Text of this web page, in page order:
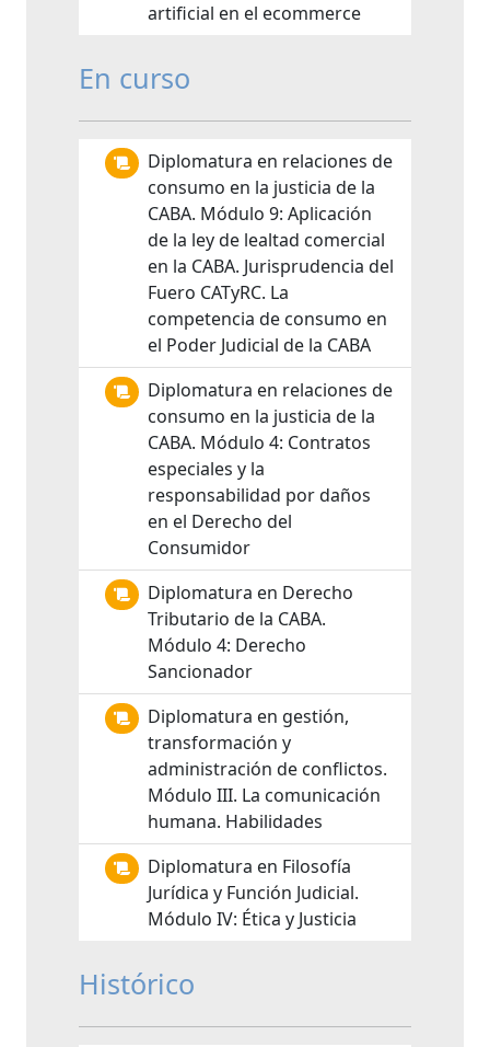
artificial en el ecommerce
En curso
Diplomatura en relaciones de
consumo en la justicia de la
CABA. Módulo 9: Aplicación
de la ley de lealtad comercial
en la CABA. Jurisprudencia del
Fuero CATyRC. La
competencia de consumo en
el Poder Judicial de la CABA
Diplomatura en relaciones de
consumo en la justicia de la
CABA. Módulo 4: Contratos
especiales y la
responsabilidad por daños
en el Derecho del
Consumidor
Diplomatura en Derecho
Tributario de la CABA.
Módulo 4: Derecho
Sancionador
Diplomatura en gestión,
transformación y
administración de conflictos.
Módulo III. La comunicación
humana. Habilidades
Diplomatura en Filosofía
Jurídica y Función Judicial.
Módulo IV: Ética y Justicia
Histórico